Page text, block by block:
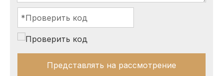
Представлять на рассмотрение